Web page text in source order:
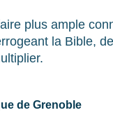
plus ample
la Bible,
de Grenoble